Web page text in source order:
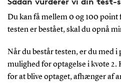
Du kan få mellem 0 og 100 point
testen er bestået, skal du opnå
Når du består testen, er du med
mulighed for optagelse i kvote 2.
for at blive optaget, afhænger af